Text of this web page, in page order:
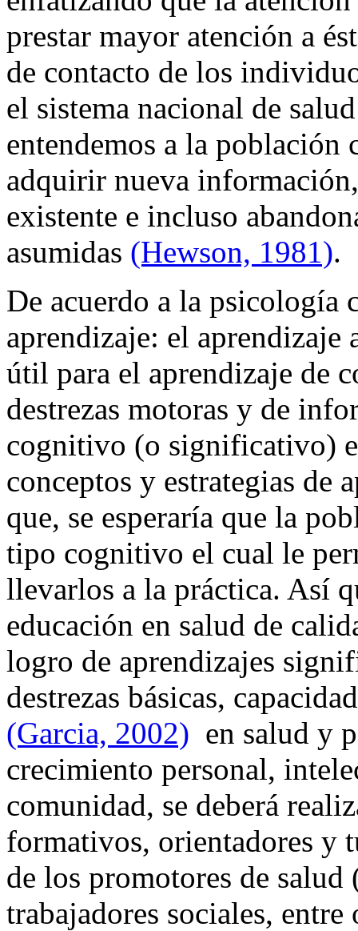
prestar mayor atención a
de contacto de los
el sistema nacional de
entendemos a la población
adquirir nueva
existente e incluso
asumidas (Hewson, 1981).
De acuerdo a la psicología
aprendizaje: el
útil para el aprendizaje de
destrezas motoras y de
cognitivo (o significativo)
conceptos y estrategias de
que, se esperaría que la
tipo cognitivo el cual le
llevarlos a la práctica. Así
educación en salud de
logro de aprendizajes
destrezas básicas,
(Garcia, 2002) en salud y
crecimiento personal,
comunidad, se deberá
formativos, orientadores y
de los promotores de salud
trabajadores sociales, entre